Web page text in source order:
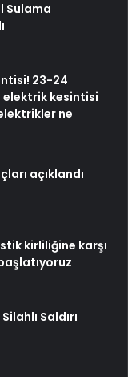
Sulama
23-24
elektrik kesintisi
ne
açıklandı
kirliliğine karşı
Saldırı